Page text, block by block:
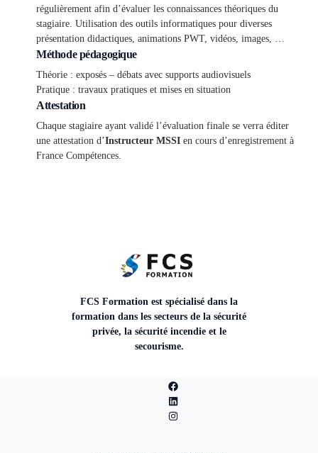
régulièrement afin d’évaluer les connaissances théoriques du
stagiaire. Utilisation des outils informatiques pour diverses
présentation didactiques, animations PWT, vidéos, images, …
Méthode pédagogique
Théorie : exposés – débats avec supports audiovisuels
Pratique : travaux pratiques et mises en situation
Attestation
Chaque stagiaire ayant validé l’évaluation finale se verra éditer
une attestation d’Instructeur MSSI en cours d’enregistrement à
France Compétences.
FCS Formation est spécialisé dans la
formation dans les secteurs de la sécurité
privée, la sécurité incendie et le
secourisme.